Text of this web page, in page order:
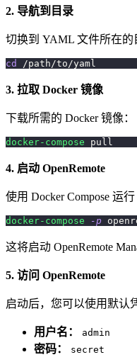
2. 导航到目录
切换到 YAML 文件所在的
cd /path/to/yaml
3. 拉取 Docker 镜像
下载所需的 Docker 镜像：
docker-compose pull
4. 启动 OpenRemote
使用 Docker Compose 运行
docker-compose -p
这将启动 OpenRemote
5. 访问 OpenRemote
启动后，您可以使用默认
用户名： admin
密码： secret